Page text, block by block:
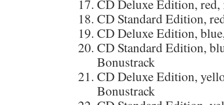
CD Deluxe Edition,
CD Standard Edition,
CD Deluxe Edition,
CD Standard Edition,
Bonustrack
CD Deluxe Edition,
Bonustrack